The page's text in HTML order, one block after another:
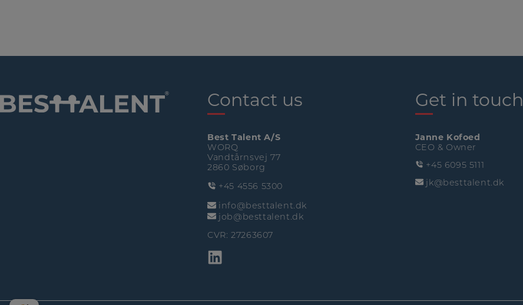
Contact us
Best Talent A/S
WORQ
Vandtårnsvej 77
2860 Søborg
+45 4556 5300
info@besttalent.dk
job@besttalent.dk
CVR: 27263607
Get in touch
Janne Kofoed
CEO & Owner
+45 6095 5111
jk@besttalent.dk